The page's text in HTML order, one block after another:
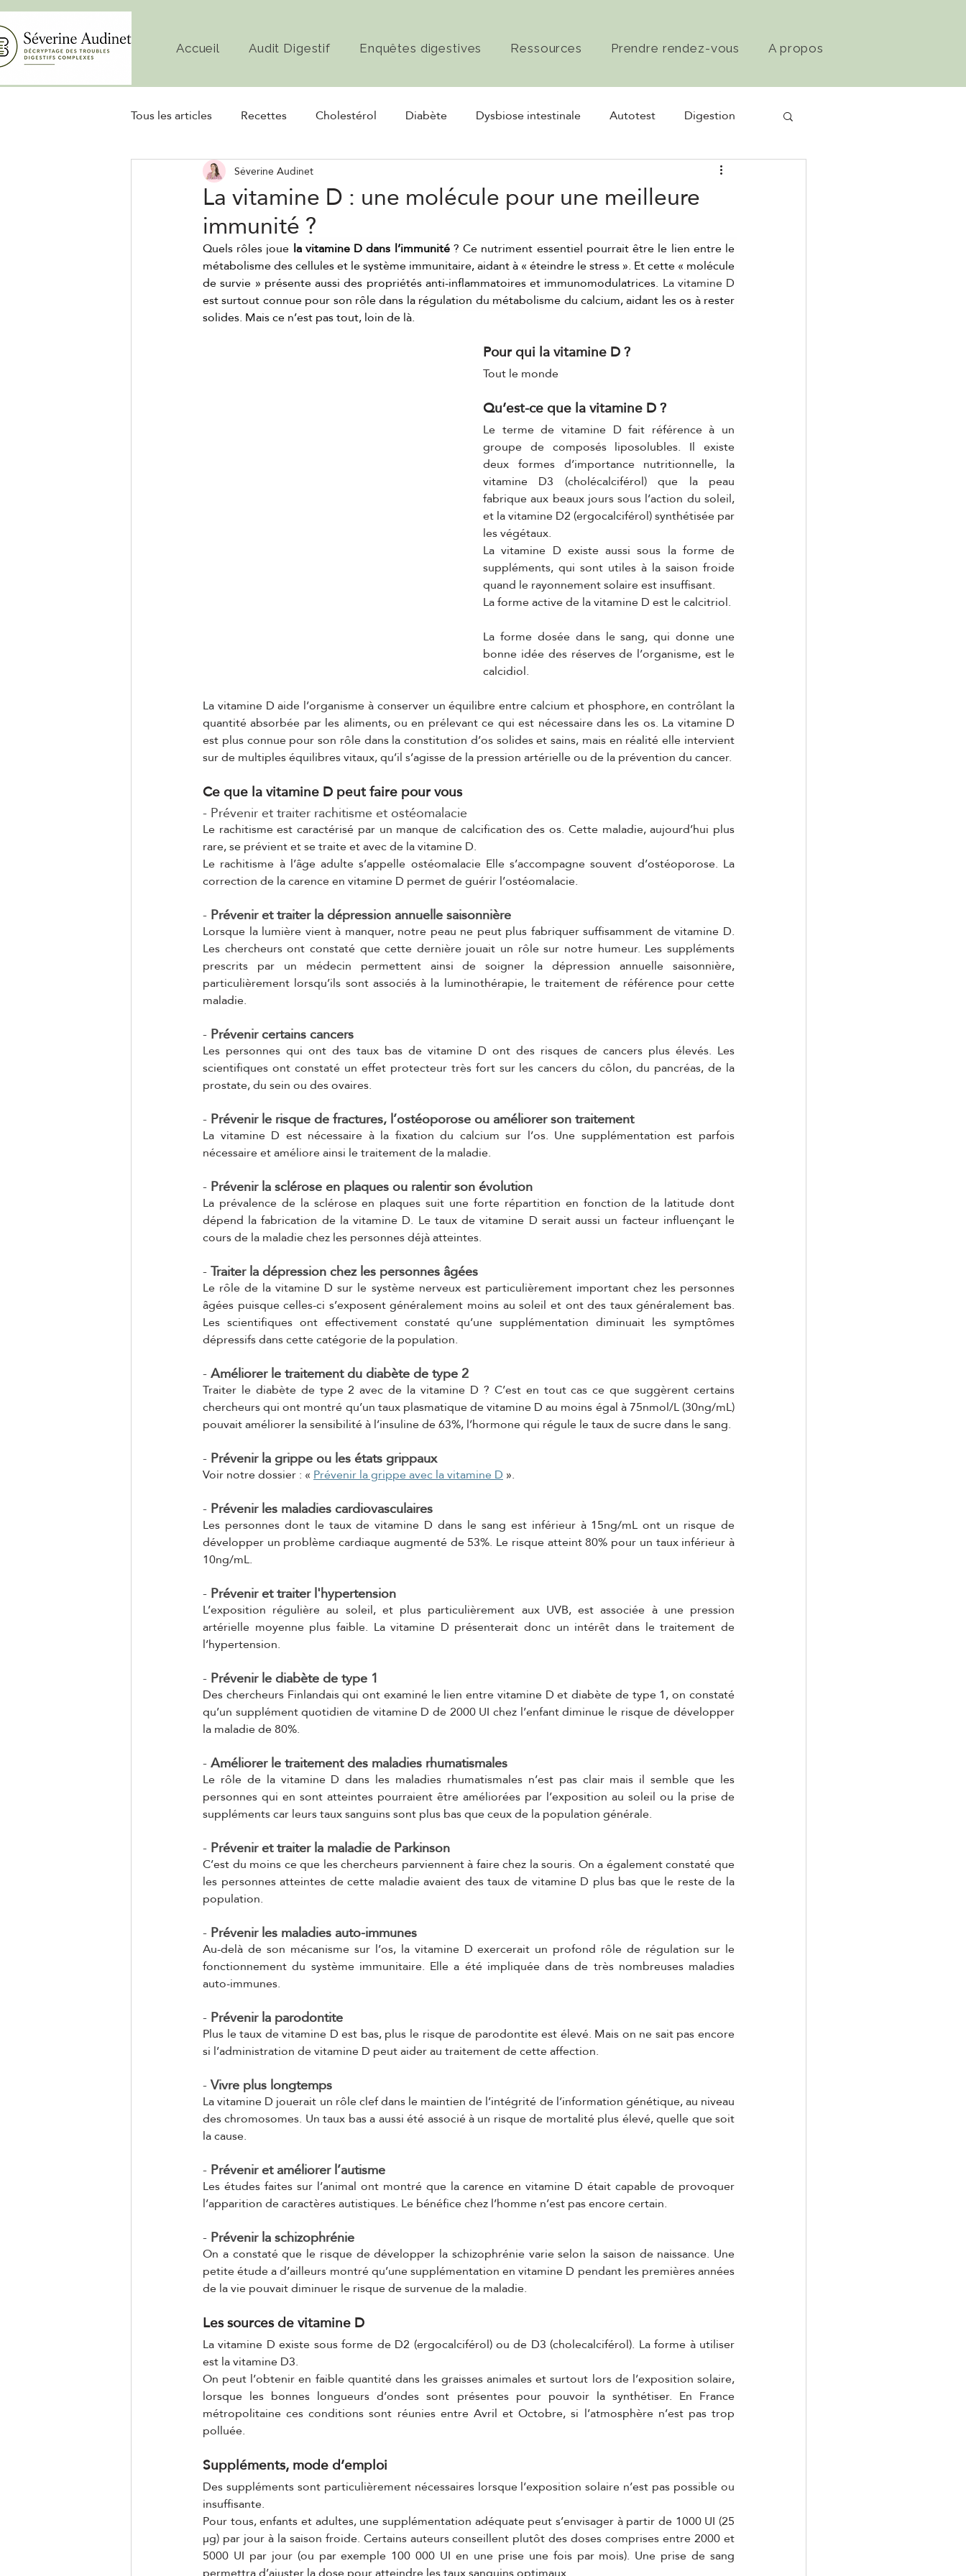
Accueil Audit Digestif Enquêtes digestives Ressources Prendre rendez-vous A propos
Tous les articles Recettes Cholestérol Diabète Dysbiose intestinale Autotest Digestion
Microbiote Fermentation
La vitamine D : une molécule pour une meilleure
immunité ?
Séverine Audinet
Quels rôles joue la vitamine D dans l’immunité ? Ce nutriment essentiel pourrait être le lien entre le
métabolisme des cellules et le système immunitaire, aidant à « éteindre le stress ». Et cette « molécule
de survie » présente aussi des propriétés anti-inflammatoires et immunomodulatrices. La vitamine D
est surtout connue pour son rôle dans la régulation du métabolisme du calcium, aidant les os à rester
solides. Mais ce n’est pas tout, loin de là.
Pour qui la vitamine D ?
Tout le monde
Qu’est-ce que la vitamine D ?
Le terme de vitamine D fait référence à un
groupe de composés liposolubles. Il existe
deux formes d’importance nutritionnelle, la
vitamine D3 (cholécalciférol) que la peau
fabrique aux beaux jours sous l’action du soleil,
et la vitamine D2 (ergocalciférol) synthétisée par
les végétaux.
La vitamine D existe aussi sous la forme de
suppléments, qui sont utiles à la saison froide
quand le rayonnement solaire est insuffisant.
La forme active de la vitamine D est le calcitriol.
La forme dosée dans le sang, qui donne une
bonne idée des réserves de l’organisme, est le
calcidiol.
La vitamine D aide l’organisme à conserver un équilibre entre calcium et phosphore, en contrôlant la
quantité absorbée par les aliments, ou en prélevant ce qui est nécessaire dans les os. La vitamine D
est plus connue pour son rôle dans la constitution d’os solides et sains, mais en réalité elle intervient
sur de multiples équilibres vitaux, qu’il s’agisse de la pression artérielle ou de la prévention du cancer.
Ce que la vitamine D peut faire pour vous
- Prévenir et traiter rachitisme et ostéomalacie
Le rachitisme est caractérisé par un manque de calcification des os. Cette maladie, aujourd’hui plus
rare, se prévient et se traite et avec de la vitamine D.
Le rachitisme à l’âge adulte s’appelle ostéomalacie Elle s’accompagne souvent d’ostéoporose. La
correction de la carence en vitamine D permet de guérir l’ostéomalacie.
- Prévenir et traiter la dépression annuelle saisonnière
Lorsque la lumière vient à manquer, notre peau ne peut plus fabriquer suffisamment de vitamine D.
Les chercheurs ont constaté que cette dernière jouait un rôle sur notre humeur. Les suppléments
prescrits par un médecin permettent ainsi de soigner la dépression annuelle saisonnière,
particulièrement lorsqu’ils sont associés à la luminothérapie, le traitement de référence pour cette
maladie.
- Prévenir certains cancers
Les personnes qui ont des taux bas de vitamine D ont des risques de cancers plus élevés. Les
scientifiques ont constaté un effet protecteur très fort sur les cancers du côlon, du pancréas, de la
prostate, du sein ou des ovaires.
- Prévenir le risque de fractures, l’ostéoporose ou améliorer son traitement
La vitamine D est nécessaire à la fixation du calcium sur l’os. Une supplémentation est parfois
nécessaire et améliore ainsi le traitement de la maladie.
- Prévenir la sclérose en plaques ou ralentir son évolution
La prévalence de la sclérose en plaques suit une forte répartition en fonction de la latitude dont
dépend la fabrication de la vitamine D. Le taux de vitamine D serait aussi un facteur influençant le
cours de la maladie chez les personnes déjà atteintes.
- Traiter la dépression chez les personnes âgées
Le rôle de la vitamine D sur le système nerveux est particulièrement important chez les personnes
âgées puisque celles-ci s’exposent généralement moins au soleil et ont des taux généralement bas.
Les scientifiques ont effectivement constaté qu’une supplémentation diminuait les symptômes
dépressifs dans cette catégorie de la population.
- Améliorer le traitement du diabète de type 2
Traiter le diabète de type 2 avec de la vitamine D ? C’est en tout cas ce que suggèrent certains
chercheurs qui ont montré qu’un taux plasmatique de vitamine D au moins égal à 75nmol/L (30ng/mL)
pouvait améliorer la sensibilité à l’insuline de 63%, l’hormone qui régule le taux de sucre dans le sang.
- Prévenir la grippe ou les états grippaux
Voir notre dossier : « Prévenir la grippe avec la vitamine D ».
- Prévenir les maladies cardiovasculaires
Les personnes dont le taux de vitamine D dans le sang est inférieur à 15ng/mL ont un risque de
développer un problème cardiaque augmenté de 53%. Le risque atteint 80% pour un taux inférieur à
10ng/mL.
- Prévenir et traiter l'hypertension
L’exposition régulière au soleil, et plus particulièrement aux UVB, est associée à une pression
artérielle moyenne plus faible. La vitamine D présenterait donc un intérêt dans le traitement de
l’hypertension.
- Prévenir le diabète de type 1
Des chercheurs Finlandais qui ont examiné le lien entre vitamine D et diabète de type 1, on constaté
qu’un supplément quotidien de vitamine D de 2000 UI chez l’enfant diminue le risque de développer
la maladie de 80%.
- Améliorer le traitement des maladies rhumatismales
Le rôle de la vitamine D dans les maladies rhumatismales n’est pas clair mais il semble que les
personnes qui en sont atteintes pourraient être améliorées par l’exposition au soleil ou la prise de
suppléments car leurs taux sanguins sont plus bas que ceux de la population générale.
- Prévenir et traiter la maladie de Parkinson
C’est du moins ce que les chercheurs parviennent à faire chez la souris. On a également constaté que
les personnes atteintes de cette maladie avaient des taux de vitamine D plus bas que le reste de la
population.
- Prévenir les maladies auto-immunes
Au-delà de son mécanisme sur l’os, la vitamine D exercerait un profond rôle de régulation sur le
fonctionnement du système immunitaire. Elle a été impliquée dans de très nombreuses maladies
auto-immunes.
- Prévenir la parodontite
Plus le taux de vitamine D est bas, plus le risque de parodontite est élevé. Mais on ne sait pas encore
si l’administration de vitamine D peut aider au traitement de cette affection.
- Vivre plus longtemps
La vitamine D jouerait un rôle clef dans le maintien de l’intégrité de l’information génétique, au niveau
des chromosomes. Un taux bas a aussi été associé à un risque de mortalité plus élevé, quelle que soit
la cause.
- Prévenir et améliorer l’autisme
Les études faites sur l’animal ont montré que la carence en vitamine D était capable de provoquer
l’apparition de caractères autistiques. Le bénéfice chez l’homme n’est pas encore certain.
- Prévenir la schizophrénie
On a constaté que le risque de développer la schizophrénie varie selon la saison de naissance. Une
petite étude a d’ailleurs montré qu’une supplémentation en vitamine D pendant les premières années
de la vie pouvait diminuer le risque de survenue de la maladie.
Les sources de vitamine D
La vitamine D existe sous forme de D2 (ergocalciférol) ou de D3 (cholecalciférol). La forme à utiliser
est la vitamine D3.
On peut l’obtenir en faible quantité dans les graisses animales et surtout lors de l’exposition solaire,
lorsque les bonnes longueurs d’ondes sont présentes pour pouvoir la synthétiser. En France
métropolitaine ces conditions sont réunies entre Avril et Octobre, si l’atmosphère n’est pas trop
polluée.
Suppléments, mode d’emploi
Des suppléments sont particulièrement nécessaires lorsque l’exposition solaire n’est pas possible ou
insuffisante.
Pour tous, enfants et adultes, une supplémentation adéquate peut s’envisager à partir de 1000 UI (25
µg) par jour à la saison froide. Certains auteurs conseillent plutôt des doses comprises entre 2000 et
5000 UI par jour (ou par exemple 100 000 UI en une prise une fois par mois). Une prise de sang